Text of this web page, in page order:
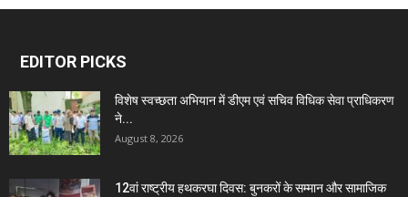
EDITOR PICKS
विशेष स्वच्छता अभियान में डीएम एवं सचिव विधिक सेवा प्राधिकरण
ने...
August 8, 2026
12वां राष्ट्रीय हथकरघा दिवस: बुनकरों के सम्मान और सामाजिक